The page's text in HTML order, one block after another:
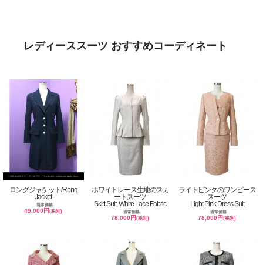
レディーススーツ おすすめコーディネート
ロングジャケット/Rong
Jacket
通常価格
49,000円(税別)
ホワイトレース生地のスカ
ートスーツ
Skirt Suit, White Lace Fabric
通常価格
78,000円(税別)
ライトピンクのワンピース
スーツ
Light Pink Dress Suit
通常価格
78,000円(税別)